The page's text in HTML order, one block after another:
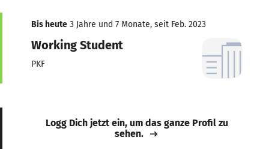
Bis heute 3 Jahre und 7 Monate, seit Feb. 2023
Working Student
PKF
Logg Dich jetzt ein, um das ganze Profil zu
sehen.